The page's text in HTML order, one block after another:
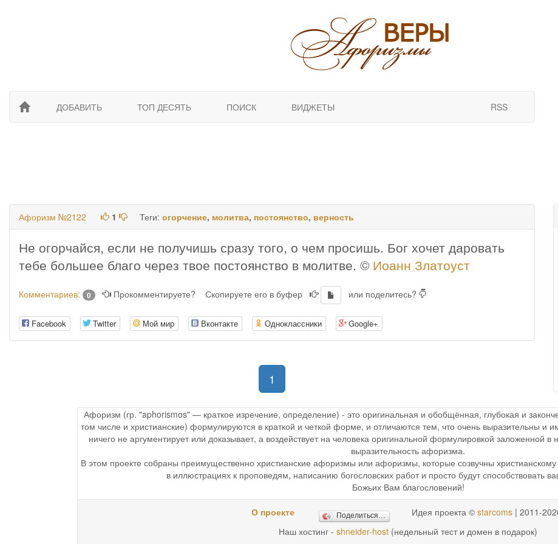
ДОБАВИТЬ ТОП ДЕСЯТЬ ПОИСК ВИДЖЕТЫ RSS
Афоризм №2122 1 Теги: огорчение, молитва, постоянство, верность
Не огорчайся, если не получишь сразу того, о чем просишь. Бог хочет даровать
тебе большее благо через твое постоянство в молитве. © Иоанн Златоуст
Комментариев: 0 Прокомментируете? Скопируете его в буфер или поделитесь?
Facebook Twitter Мой мир Вконтакте Одноклассники Google+
1
Афоризм (гр. "aphorismos" — краткое изречение, определение) - это оригинальная и обобщённая, глубокая и
том числе и христианские) формулируются в краткой и четкой форме, и отличаются тем, что очень выразительны
ничего не аргументирует или доказывает, а воздействует на человека оригинальной формулировкой
выразительность афоризма.
В этом проекте собраны преимущественно христианские афоризмы или афоризмы, которые созвучны
в иллюстрациях к проповедям, написанию богословских работ и просто будут способствовать
Божьих Вам благословений!
О проекте Поделиться… Идея проекта © starcoms | 2011-
Наш хостинг - shneider-host (недельный тест и домен в подарок)